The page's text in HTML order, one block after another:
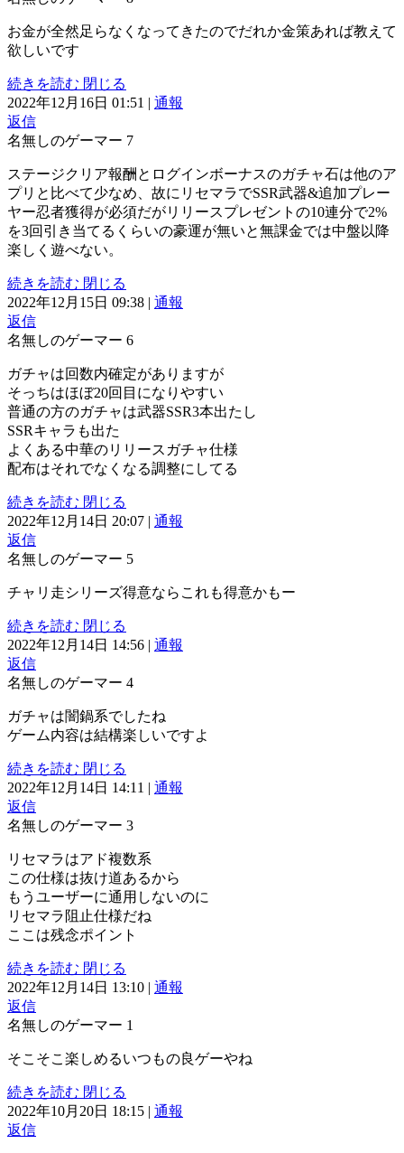
お金が全然足らなくなってきたのでだれか金策あれば教えて
欲しいです
続きを読む 閉じる
2022年12月16日 01:51 | 通報
返信
名無しのゲーマー 7
ステージクリア報酬とログインボーナスのガチャ石は他のア
プリと比べて少なめ、故にリセマラでSSR武器&追加プレー
ヤー忍者獲得が必須だがリリースプレゼントの10連分で2%
を3回引き当てるくらいの豪運が無いと無課金では中盤以降
楽しく遊べない。
続きを読む 閉じる
2022年12月15日 09:38 | 通報
返信
名無しのゲーマー 6
ガチャは回数内確定がありますが
そっちはほぼ20回目になりやすい
普通の方のガチャは武器SSR3本出たし
SSRキャラも出た
よくある中華のリリースガチャ仕様
配布はそれでなくなる調整にしてる
続きを読む 閉じる
2022年12月14日 20:07 | 通報
返信
名無しのゲーマー 5
チャリ走シリーズ得意ならこれも得意かもー
続きを読む 閉じる
2022年12月14日 14:56 | 通報
返信
名無しのゲーマー 4
ガチャは闇鍋系でしたね
ゲーム内容は結構楽しいですよ
続きを読む 閉じる
2022年12月14日 14:11 | 通報
返信
名無しのゲーマー 3
リセマラはアド複数系
この仕様は抜け道あるから
もうユーザーに通用しないのに
リセマラ阻止仕様だね
ここは残念ポイント
続きを読む 閉じる
2022年12月14日 13:10 | 通報
返信
名無しのゲーマー 1
そこそこ楽しめるいつもの良ゲーやね
続きを読む 閉じる
2022年10月20日 18:15 | 通報
返信